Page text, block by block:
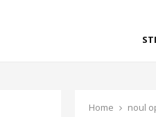
Home noul